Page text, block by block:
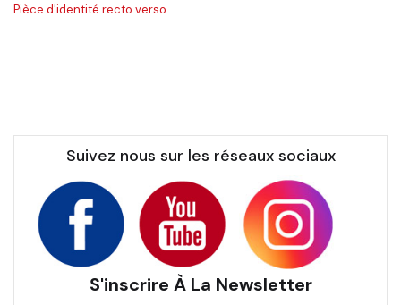
Pièce d'identité recto verso
Suivez nous sur les réseaux sociaux
S'inscrire À La Newsletter